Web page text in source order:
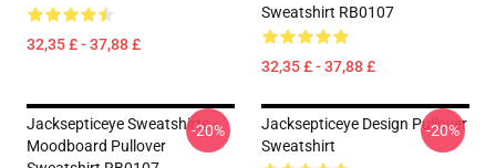
32,35 £ - 37,88 £
Sweatshirt RB0107
32,35 £ - 37,88 £
Jacksepticeye Sweatshirts -
Moodboard Pullover
-20%
Jacksepticeye Design Pullover
Sweatshirt
-20%